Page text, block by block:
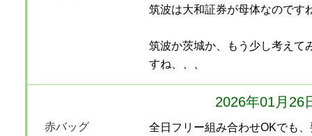
筑波は大和証券が母体なのです
筑波か茨城か、もう少し考えて
すね、、、
2026年01月26
赤バッグ
全日フリー組み合わせOKでも